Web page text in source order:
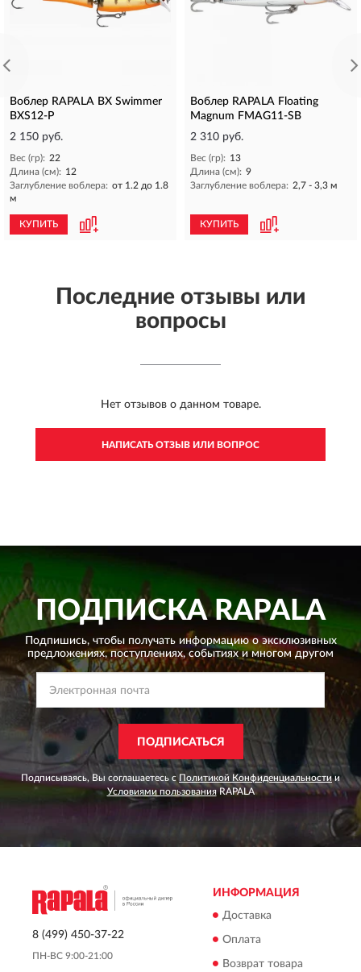
Воблер RAPALA BX Swimmer
BXS12-P
2 150 руб.
Вес (гр): 22
Длина (см): 12
Заглубление воблера: от 1.2 до 1.8
м
КУПИТЬ
Воблер RAPALA Floating
Magnum FMAG11-SB
2 310 руб.
Вес (гр): 13
Длина (см): 9
Заглубление воблера: 2,7 - 3,3 м
КУПИТЬ
Последние отзывы или
вопросы
Нет отзывов о данном товаре.
НАПИСАТЬ ОТЗЫВ ИЛИ ВОПРОС
ПОДПИСКАRAPALA
Подпишись, чтобы получать информацию о эксклюзивных
предложениях,поступлениях, событиях и многом другом
ПОДПИСАТЬСЯ
Подписываясь, Вы соглашаетесь сПолитикой Конфиденциальности и
Условиями пользованияRAPALA
8 (499) 450-37-22
ПН-ВС 9:00-21:00
ИНФОРМАЦИЯ
Доставка
Оплата
Возврат товара